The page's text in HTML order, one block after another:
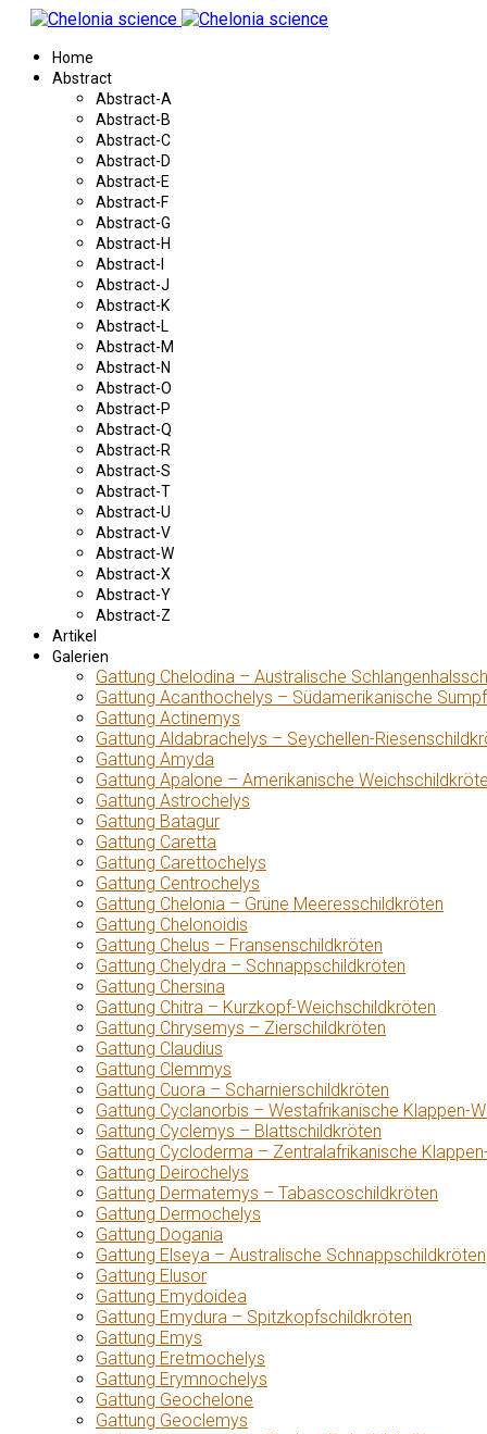
Home
Abstract
Abstract-A
Abstract-B
Abstract-C
Abstract-D
Abstract-E
Abstract-F
Abstract-G
Abstract-H
Abstract-I
Abstract-J
Abstract-K
Abstract-L
Abstract-M
Abstract-N
Abstract-O
Abstract-P
Abstract-Q
Abstract-R
Abstract-S
Abstract-T
Abstract-U
Abstract-V
Abstract-W
Abstract-X
Abstract-Y
Abstract-Z
Artikel
Galerien
Gattung Chelodina – Australische
Gattung Acanthochelys – Südamerikanische
Gattung Actinemys
Gattung Aldabrachelys – Seychellen-
Gattung Amyda
Gattung Apalone – Amerikanische
Gattung Astrochelys
Gattung Batagur
Gattung Caretta
Gattung Carettochelys
Gattung Centrochelys
Gattung Chelonia – Grüne Meeresschildkröten
Gattung Chelonoidis
Gattung Chelus – Fransenschildkröten
Gattung Chelydra – Schnappschildkröten
Gattung Chersina
Gattung Chitra – Kurzkopf-Weichschildkröten
Gattung Chrysemys – Zierschildkröten
Gattung Claudius
Gattung Clemmys
Gattung Cuora – Scharnierschildkröten
Gattung Cyclanorbis – Westafrikanische Klappen-
Gattung Cyclemys – Blattschildkröten
Gattung Cycloderma – Zentralafrikanische
Gattung Deirochelys
Gattung Dermatemys – Tabascoschildkröten
Gattung Dermochelys
Gattung Dogania
Gattung Elseya – Australische Schnappschildkröten
Gattung Elusor
Gattung Emydoidea
Gattung Emydura – Spitzkopfschildkröten
Gattung Emys
Gattung Eretmochelys
Gattung Erymnochelys
Gattung Geochelone
Gattung Geoclemys